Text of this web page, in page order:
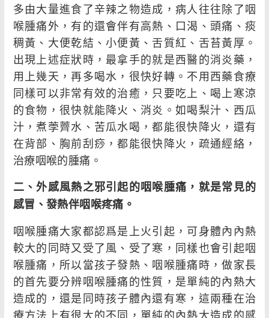
多由大量進食了辛辣之物造成，病人往往除了咽
喉腫痛外，有的還會伴有高熱、口渴、頭痛、痰
稠黃、大便乾結、小便黃、舌質紅、舌苔黃厚。
出現上述症狀時，最拿手的就是西醫的消炎藥，
用上幾天，再多喝水，很快好轉。不用西藥食療
同樣可以非常有效的治癒，只要吃上、喝上寒涼
的食物，很快就能降火、消炎。如喝梨汁、西瓜
汁，煮荸薺水、苦瓜水喝，都能很快降火，還有
在背部、胸前刮痧，都能很快降火，疏通經絡，
治療咽喉的腫痛。
二、外感風熱之邪引起的咽喉腫痛，就是常見的
感冒、發熱伴咽喉疼痛。
咽喉腫痛大家都認爲是上火引起，可身體內內熱
較大的同時又受了風、受了寒，同樣也會引起咽
喉腫痛，所以當孩子發熱、咽喉腫痛時，做家長
的首先要分辨咽喉腫痛的性質，是單純的內熱大
造成的，還是同時孩子體內還有寒，這兩種在治
療方法上有很大的不同，單純的內熱大造成的感